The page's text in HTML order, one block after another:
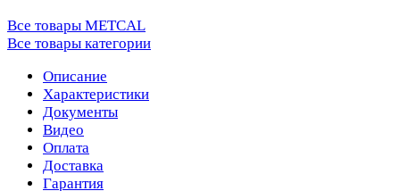
Все товары METCAL
Все товары категории
Описание
Характеристики
Документы
Видео
Оплата
Доставка
Гарантия